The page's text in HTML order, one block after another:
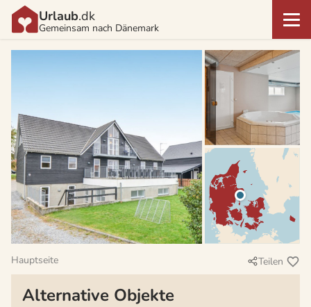
Urlaub.dk
Gemeinsam nach Dänemark
Hauptseite Teilen
Alternative Objekte